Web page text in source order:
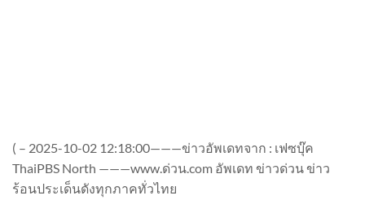
( – 2025-10-02 12:18:00———ข่าวอัพเดทจาก : เฟซบุ๊ค
ThaiPBS North ———www.ด่วน.com อัพเดท ข่าวด่วน ข่าว
ร้อนประเด็นดังทุกภาคทั่วไทย